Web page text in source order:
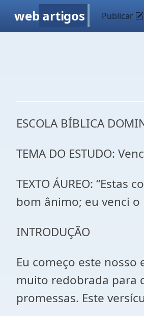
web artigos Publicar
ESCOLA BÍBLICA
TEMA DO ESTUDO:
TEXTO ÁUREO:
bom ânimo; eu venci o
INTRODUÇÃO
Eu começo este
muito redobrada para
promessas. Este